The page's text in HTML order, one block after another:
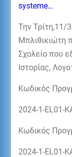
systeme…
Την Τρίτη,11/
Μπλιθικιώτη
Σχολείο που
Ιστορίας,
Κωδικός
2024-1-EL01-
Κωδικός
2024-1-EL01-